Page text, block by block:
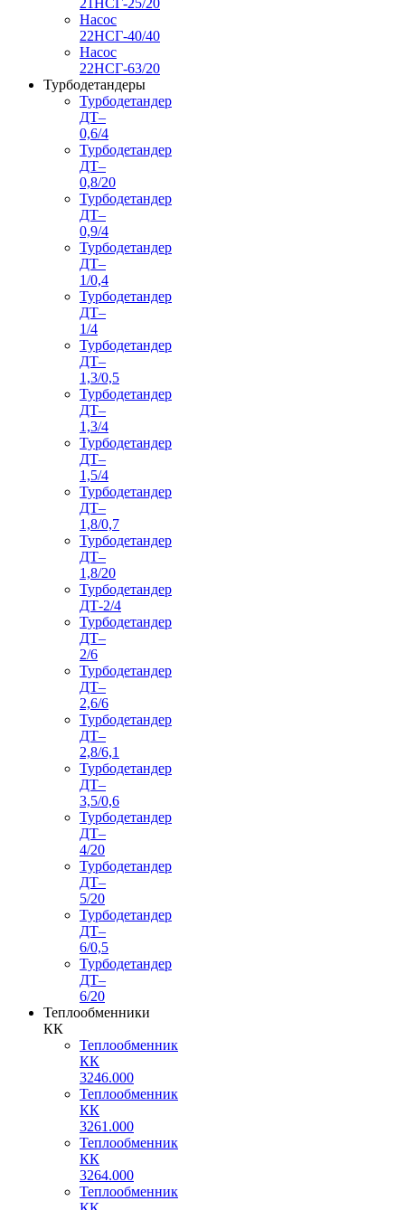
Насос
22НСГ-40/40
Насос
22НСГ-63/20
Турбодетандеры
Турбодетандер
ДТ–
0,6/4
Турбодетандер
ДТ–
0,8/20
Турбодетандер
ДТ–
0,9/4
Турбодетандер
ДТ–
1/0,4
Турбодетандер
ДТ–
1/4
Турбодетандер
ДТ–
1,3/0,5
Турбодетандер
ДТ–
1,3/4
Турбодетандер
ДТ–
1,5/4
Турбодетандер
ДТ–
1,8/0,7
Турбодетандер
ДТ–
1,8/20
Турбодетандер
ДТ-2/4
Турбодетандер
ДТ–
2/6
Турбодетандер
ДТ–
2,6/6
Турбодетандер
ДТ–
2,8/6,1
Турбодетандер
ДТ–
3,5/0,6
Турбодетандер
ДТ–
4/20
Турбодетандер
ДТ–
5/20
Турбодетандер
ДТ–
6/0,5
Турбодетандер
ДТ–
6/20
Теплообменники
КК
Теплообменник
КК
3246.000
Теплообменник
КК
3261.000
Теплообменник
КК
3264.000
Теплообменник